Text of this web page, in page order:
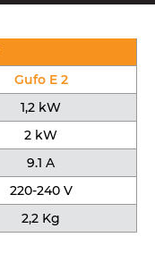
Gufo E 2
1,2 kW
2 kW
9.1 A
220-240 V
2,2 Kg